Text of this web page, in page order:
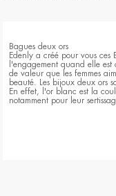
Bagues deux ors
Edenly a créé pour vous ces
l'engagement quand elle est
de valeur que les femmes
beauté. Les bijoux deux ors
En effet, l'or blanc est la
notamment pour leur